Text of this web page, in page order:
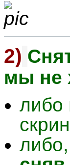
2)
мы не
либо